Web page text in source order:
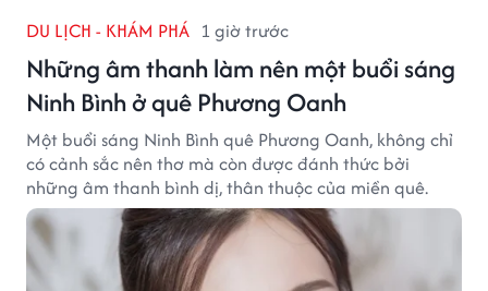
DU LỊCH - KHÁM PHÁ 1 giờ trước
Những âm thanh làm nên một buổi sáng
Ninh Bình ở quê Phương Oanh
Một buổi sáng Ninh Bình quê Phương Oanh, không chỉ
có cảnh sắc nên thơ mà còn được đánh thức bởi
những âm thanh bình dị, thân thuộc của miền quê.